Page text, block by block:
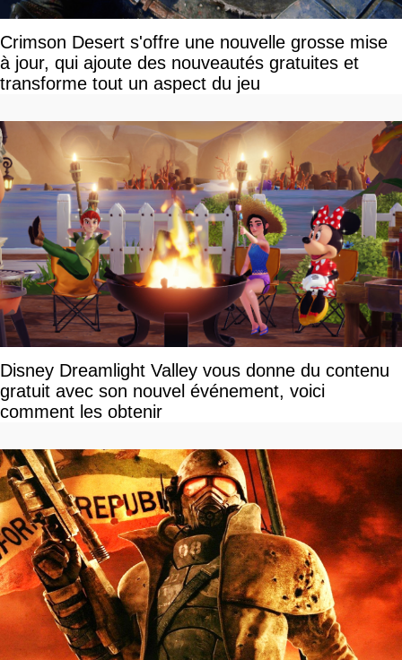
Crimson Desert s'offre une nouvelle grosse mise
à jour, qui ajoute des nouveautés gratuites et
transforme tout un aspect du jeu
Disney Dreamlight Valley vous donne du contenu
gratuit avec son nouvel événement, voici
comment les obtenir